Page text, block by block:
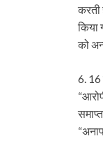
करती
किया
को
6. 16